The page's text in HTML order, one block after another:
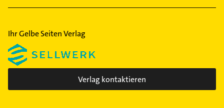
Holthausen
Kaiserswerth
Lörick
Lichtenbroich
Ihr Gelbe Seiten Verlag
Verlag kontaktieren